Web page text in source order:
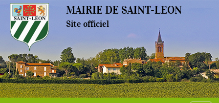
MAIRIE DE SAINT-LEON
Site officiel